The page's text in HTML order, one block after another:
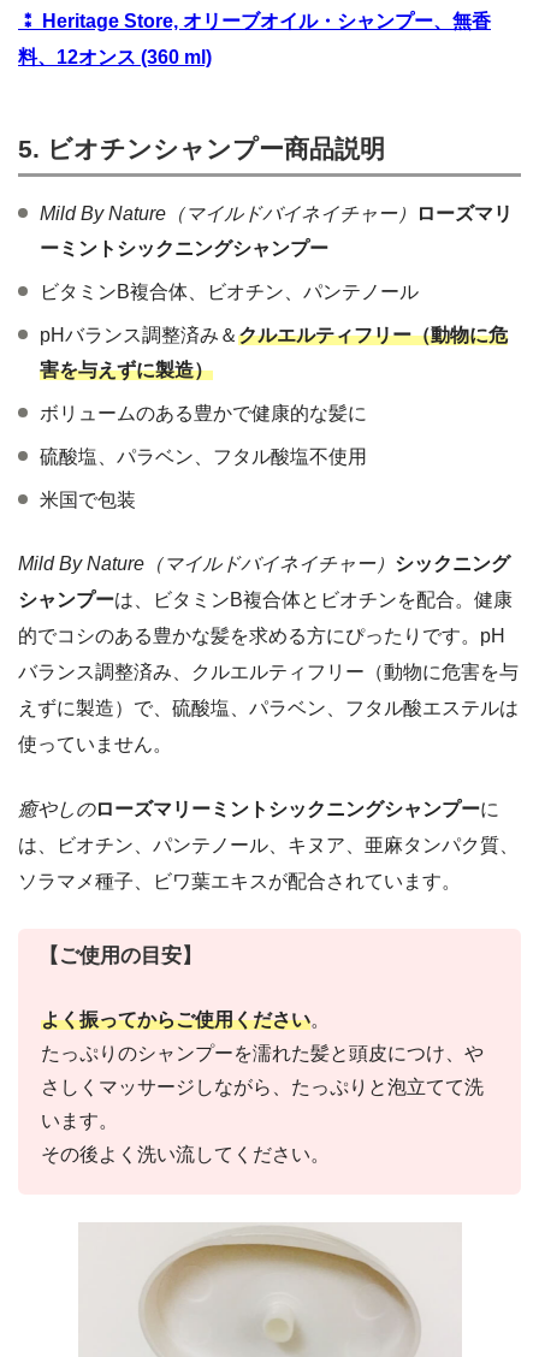
⁑ Heritage Store, オリーブオイル・シャンプー、無香
料、12オンス (360 ml)
5. ビオチンシャンプー商品説明
Mild By Nature（マイルドバイネイチャー）
ローズマリ
ーミントシックニングシャンプー
ビタミンB複合体、ビオチン、パンテノール
pHバランス調整済み＆クルエルティフリー（動物に危
害を与えずに製造）
ボリュームのある豊かで健康的な髪に
硫酸塩、パラベン、フタル酸塩不使用
米国で包装
Mild By Nature（マイルドバイネイチャー） シックニング
シャンプーは、ビタミンB複合体とビオチンを配合。健康
的でコシのある豊かな髪を求める方にぴったりです。pH
バランス調整済み、クルエルティフリー（動物に危害を与
えずに製造）で、硫酸塩、パラベン、フタル酸エステルは
使っていません。
癒やしのローズマリーミントシックニングシャンプーに
は、ビオチン、パンテノール、キヌア、亜麻タンパク質、
ソラマメ種子、ビワ葉エキスが配合されています。
【ご使用の目安】
よく振ってからご使用ください。
たっぷりのシャンプーを濡れた髪と頭皮につけ、や
さしくマッサージしながら、たっぷりと泡立てて洗
います。
その後よく洗い流してください。